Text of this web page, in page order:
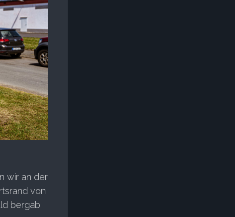
wir an der
von
bergab